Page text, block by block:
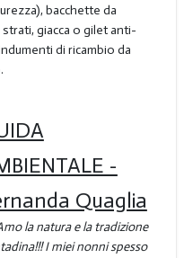
bacchette da
giacca o gilet anti-
di ricambio da
-
Quaglia
la natura e la tradizione
I miei nonni spesso